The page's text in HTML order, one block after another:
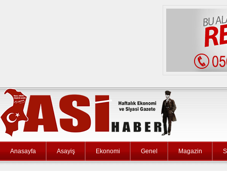
Anasayfa Asayiş Ekonomi Genel Magazin